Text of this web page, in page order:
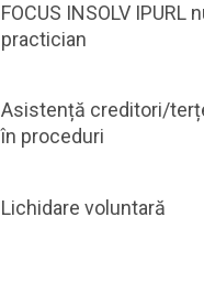
FOCUS INSOLV IPURL
practician
Asistență creditori/
în proceduri
Lichidare voluntară